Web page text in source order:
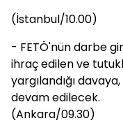
(İstanbul/10.00)
- FETÖ'nün darbe
ihraç edilen ve
yargılandığı
devam edilecek.
(Ankara/09.30)